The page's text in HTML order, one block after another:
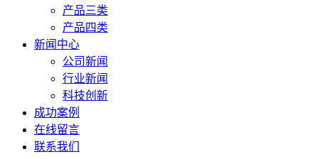
产品三类
产品四类
新闻中心
公司新闻
行业新闻
科技创新
成功案例
在线留言
联系我们